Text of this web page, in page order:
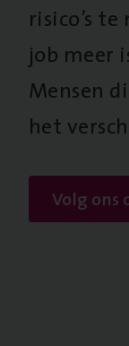
risico’s
job meer
Mensen
het
Volg ons